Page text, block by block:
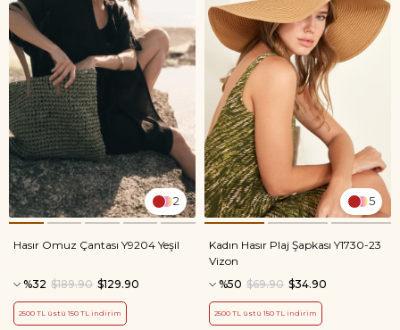
2
Hasır Omuz Çantası Y9204 Yeşil
%32 $129.90
$189.90
2500 TL üstü 150 TL indirim
5
Kadın Hasır Plaj Şapkası Y1730-23
Vizon
%50
$34.90
$69.90
2500 TL üstü 150 TL indirim